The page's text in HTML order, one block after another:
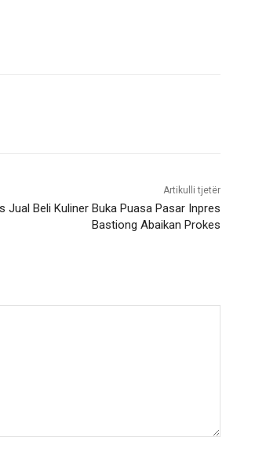
Artikulli tjetër
Jual Beli Kuliner Buka Puasa Pasar Inpres
Bastiong Abaikan Prokes